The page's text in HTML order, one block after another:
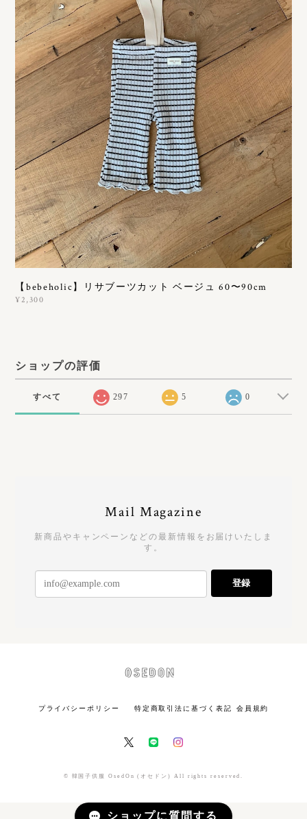
【bebeholic】リサブーツカット ベージュ 60〜90cm
¥2,300
ショップの評価
すべて 297 5 0
Mail Magazine
新商品やキャンペーンなどの最新情報をお届けいたしま
す。
登録
プライバシーポリシー 特定商取引法に基づく表記 会員規約
© 韓国子供服 OsedOn (オセドン) All rights reserved.
ショップに質問する